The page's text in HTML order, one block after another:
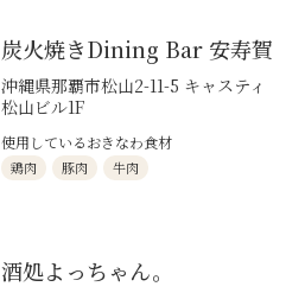
炭火焼きDining Bar 安寿賀
沖縄県那覇市松山2-11-5 キャスティ
松山ビル1F
使用しているおきなわ食材
鶏肉 豚肉 牛肉
酒処よっちゃん。